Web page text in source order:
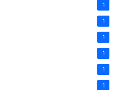
1
1
1
1
1
1